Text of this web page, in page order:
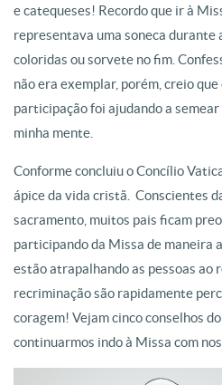
e catequeses! Recordo que ir à
representava uma soneca durante
coloridas ou sorvete no fim.
não era exemplar, porém, creio
participação foi ajudando a semear
minha mente.
Conforme concluiu o Concílio
ápice da vida cristã. Conscientes
sacramento, muitos pais ficam
participando da Missa de maneira
estão atrapalhando as pessoas ao
recriminação são rapidamente
coragem! Vejam cinco conselhos
continuarmos indo à Missa com